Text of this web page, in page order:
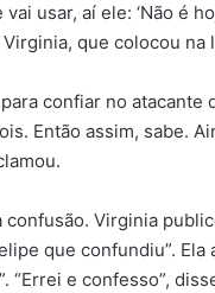
usar, aí ele: ‘Não é
que colocou na
confiar no
Então assim, sabe.
Virginia
que confundiu”.
“Errei e confesso”,